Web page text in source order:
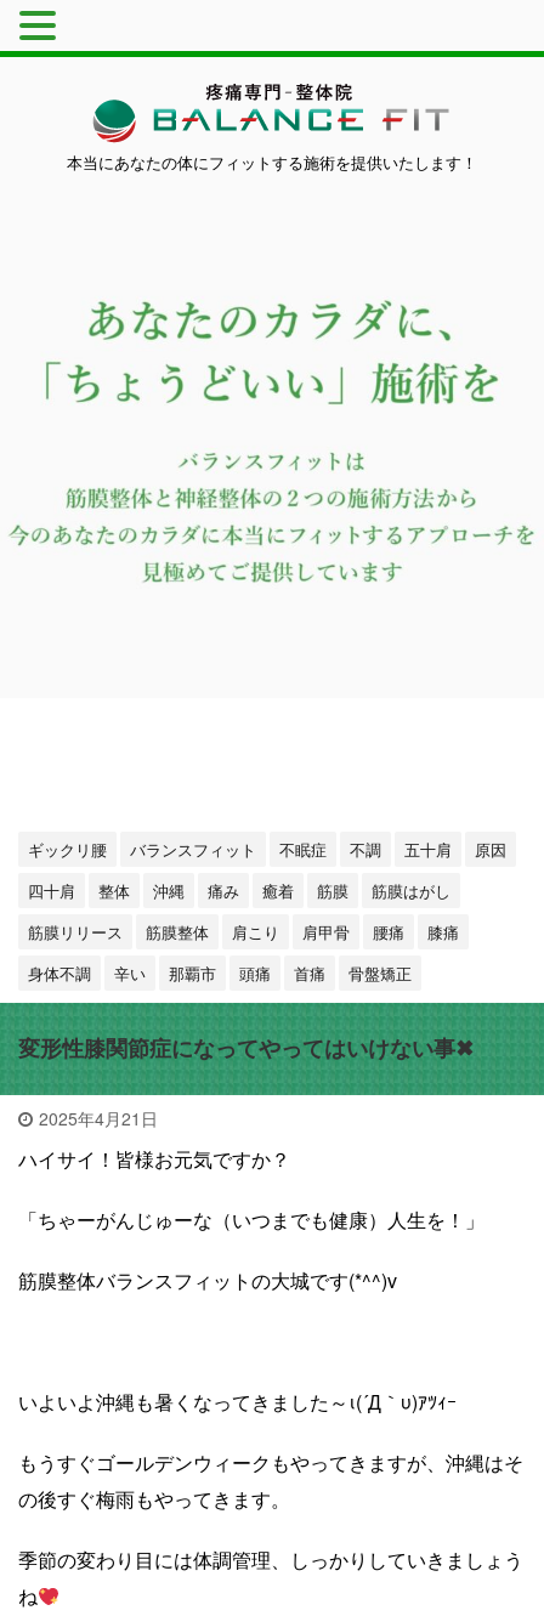
本当にあなたの体にフィットする施術を提供いたします！
ギックリ腰 バランスフィット 不眠症 不調 五十肩
原因
四十肩
整体 沖縄 痛み 癒着 筋膜
筋膜はがし
筋膜リリース
筋膜整体 肩こり 肩甲骨 腰痛
膝痛
身体不調
辛い 那覇市 頭痛 首痛 骨盤矯正
変形性膝関節症になってやってはいけない事✖
2025年4月21日
ハイサイ！皆様お元気ですか？
「ちゃーがんじゅーな（いつまでも健康）人生を！」
筋膜整体バランスフィットの大城です(*^^)v
いよいよ沖縄も暑くなってきました～ι(´Д｀υ)ｱﾂｨｰ
もうすぐゴールデンウィークもやってきますが、沖縄はそ
の後すぐ梅雨もやってきます。
季節の変わり目には体調管理、しっかりしていきましょう
ね